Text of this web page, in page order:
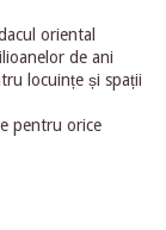
oriental
de ani
locuințe și spații
pentru orice